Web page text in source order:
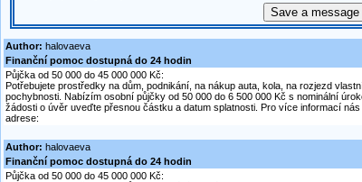
Author: halovaeva
Finanční pomoc dostupná do 24 hodin
Půjčka od 50 000 do 45 000 000 Kč:
Potřebujete prostředky na dům, podnikání, na nákup auta, kola, na rozjezd
pochybnosti. Nabízím osobní půjčky od 50 000 do 6 500 000 Kč s nominální
žádosti o úvěr uveďte přesnou částku a datum splatnosti. Pro více informací
adrese:
Author: halovaeva
Finanční pomoc dostupná do 24 hodin
Půjčka od 50 000 do 45 000 000 Kč: